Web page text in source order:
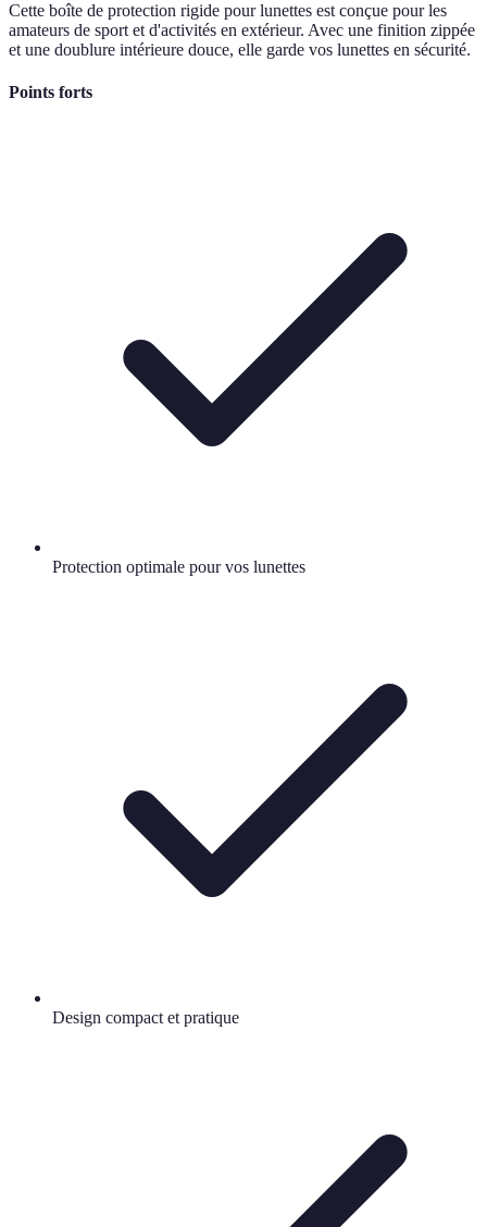
Cette boîte de protection rigide pour lunettes est conçue pour les
amateurs de sport et d'activités en extérieur. Avec une finition zippée
et une doublure intérieure douce, elle garde vos lunettes en sécurité.
Points forts
Protection optimale pour vos lunettes
Design compact et pratique